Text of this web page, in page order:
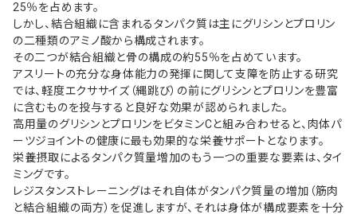
25％を占めます。
しかし、結合組織に含まれるタンパク質は主にグリシンとプロリン
の二種類のアミノ酸から構成されます。
その二つが結合組織と骨の構成の約55％を占めています。
アスリートの充分な身体能力の発揮に関して支障を防止する研究
では、軽度エクササイズ（縄跳び）の前にグリシンとプロリンを豊富
に含むものを投与すると良好な効果が認められました。
高用量のグリシンとプロリンをビタミンCと組み合わせると、肉体パ
ーツジョイントの健康に最も効果的な栄養サポートとなります。
栄養摂取によるタンパク質量増加のもう一つの重要な要素は、タイ
ミングです。
レジスタンストレーニングはそれ自体がタンパク質量の増加（筋肉
と結合組織の両方）を促進しますが、それは身体が構成要素を十分